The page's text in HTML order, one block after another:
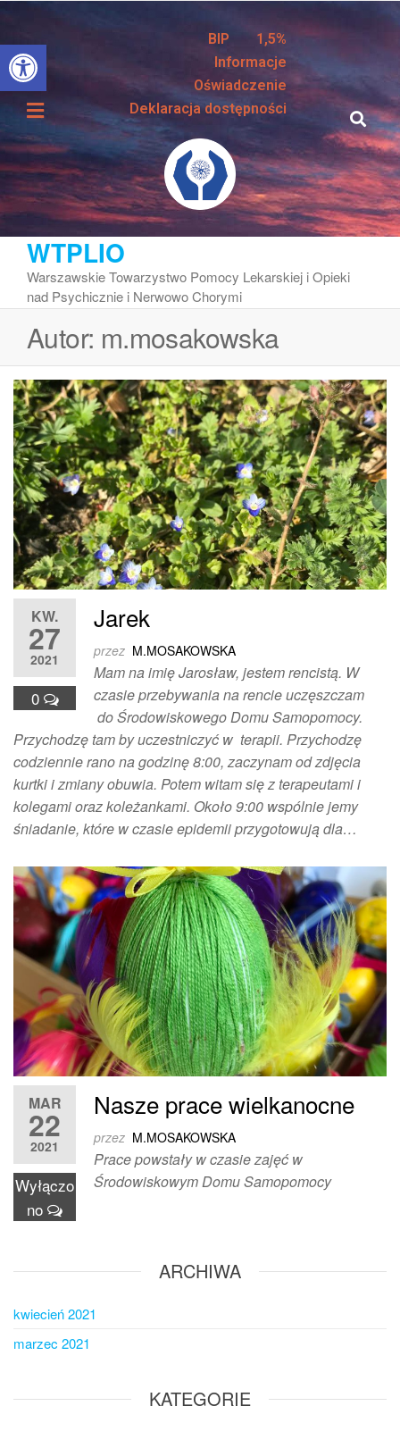
Otwórz pasek narzędzi BIP
1,5%
Informacje
Oświadczenie
Deklaracja dostępności
WTPLIO
Warszawskie Towarzystwo Pomocy Lekarskiej i Opieki
nad Psychicznie i Nerwowo Chorymi
Autor: m.mosakowska
KW.
27
2021
0
Jarek
przez M.MOSAKOWSKA
Mam na imię Jarosław, jestem rencistą. W
czasie przebywania na rencie uczęszczam
do Środowiskowego Domu Samopomocy.
Przychodzę tam by uczestniczyć w terapii. Przychodzę
codziennie rano na godzinę 8:00, zaczynam od zdjęcia
kurtki i zmiany obuwia. Potem witam się z terapeutami i
kolegami oraz koleżankami. Około 9:00 wspólnie jemy
śniadanie, które w czasie epidemii przygotowują dla…
MAR
22
2021
Wyłączo
no
Nasze prace wielkanocne
przez M.MOSAKOWSKA
Prace powstały w czasie zajęć w
Środowiskowym Domu Samopomocy
ARCHIWA
kwiecień 2021
marzec 2021
KATEGORIE